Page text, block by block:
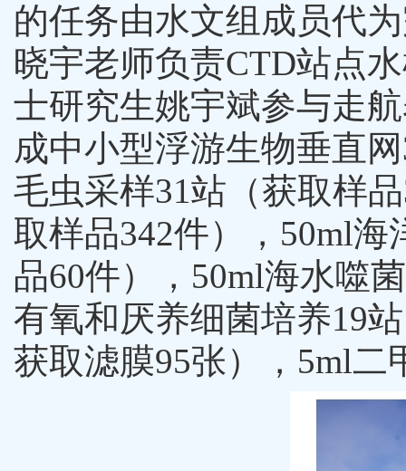
的任务由水文组成员代
晓宇老师负责CTD站点
士研究生姚宇斌参与走
成中小型浮游生物垂直网
毛虫采样31站（获取样品
取样品342件）， 50ml海
品60件）， 50ml海水噬
有氧和厌养细菌培养19
获取滤膜95张）， 5ml二